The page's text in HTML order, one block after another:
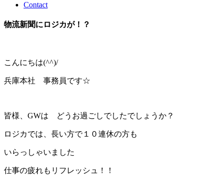
Contact
物流新聞にロジカが！？
こんにちは(^^)/
兵庫本社 事務員です☆
皆様、GWは どうお過ごしでしたでしょうか？
ロジカでは、長い方で１０連休の方も
いらっしゃいました
仕事の疲れもリフレッシュ！！